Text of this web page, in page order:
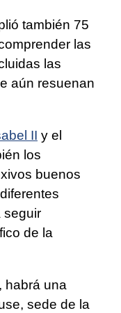
también 75
las
las
aún resuenan
II y el
los
buenos
seguir
de la
habrá una
sede de la